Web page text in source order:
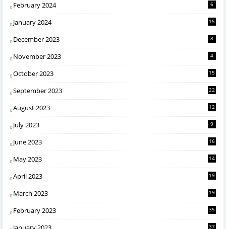
February 2024 6
January 2024 15
December 2023 8
November 2023 4
October 2023 15
September 2023 22
August 2023 12
July 2023 9
June 2023 16
May 2023 14
April 2023 19
March 2023 19
February 2023 35
37